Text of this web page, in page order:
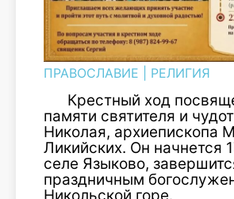
ПРАВОСЛАВИЕ РЕЛИГИЯ
Крестный ход
памяти святителя и
Николая, архиепископа
Ликийских. Он начнется
селе Языково,
праздничным